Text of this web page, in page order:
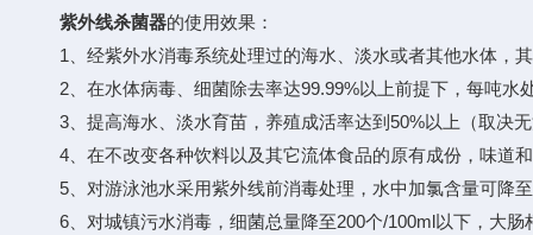
紫外线杀菌器的使用效果：
1、经紫外水消毒系统处理过的海水、淡水或者其他水体，其
2、在水体病毒、细菌除去率达99.99%以上前提下，每吨水
3、提高海水、淡水育苗，养殖成活率达到50%以上（取决无
4、在不改变各种饮料以及其它流体食品的原有成份，味道
5、对游泳池水采用紫外线前消毒处理，水中加氯含量可降至
6、对城镇污水消毒，细菌总量降至200个/100ml以下，大肠